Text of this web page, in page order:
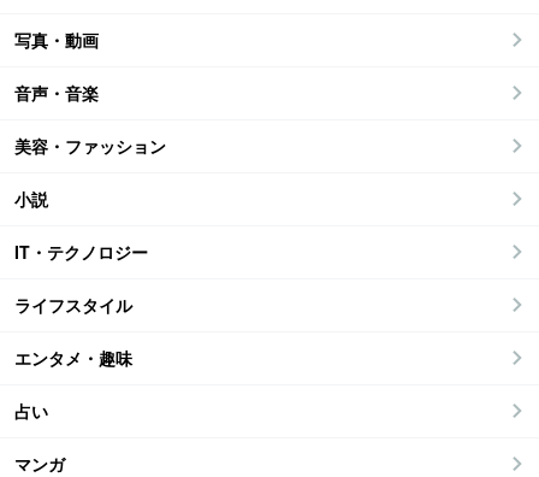
写真・動画
音声・音楽
美容・ファッション
小説
IT・テクノロジー
ライフスタイル
エンタメ・趣味
占い
マンガ